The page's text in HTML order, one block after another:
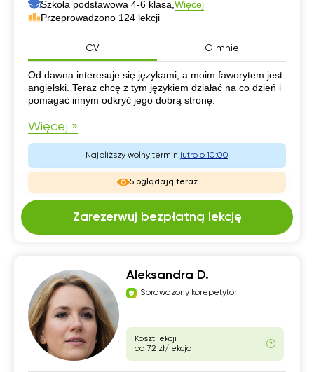
Szkoła podstawowa 4-6 klasa, Więcej
Przeprowadzono 124 lekcji
CV O mnie
CV
Od dawna interesuje się językami, a moim faworytem jest
angielski. Teraz chcę z tym językiem działać na co dzień i
pomagać innym odkryć jego dobrą stronę.
Więcej »
Najbliższy wolny termin:jutro o 10:00
5 oglądają teraz
Zarezerwuj bezpłatną lekcję
Aleksandra D.
Sprawdzony korepetytor
Koszt lekcji
od 72 zł/lekcja